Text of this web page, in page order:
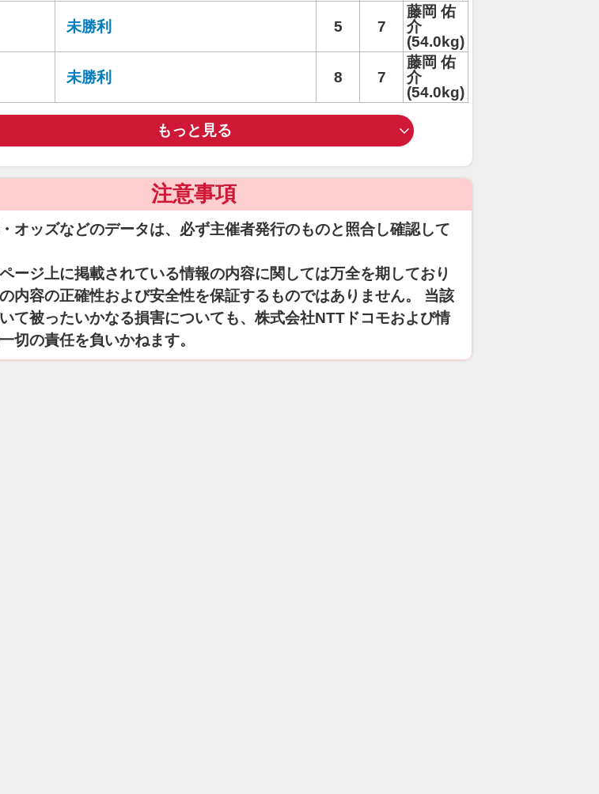
未勝利 5 7
藤岡 佑
介
(54.0kg)
未勝利 8 7
藤岡 佑
介
(54.0kg)
もっと見る
注意事項
オッズなどのデータは、必ず主催者発行のものと照合し確認して
ージ上に掲載されている情報の内容に関しては万全を期しており
内容の正確性および安全性を保証するものではありません。 当該
て被ったいかなる損害についても、株式会社NTTドコモおよび情
切の責任を負いかねます。